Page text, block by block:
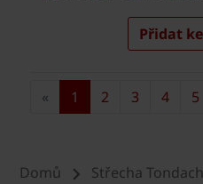
Domů Střecha Tondach